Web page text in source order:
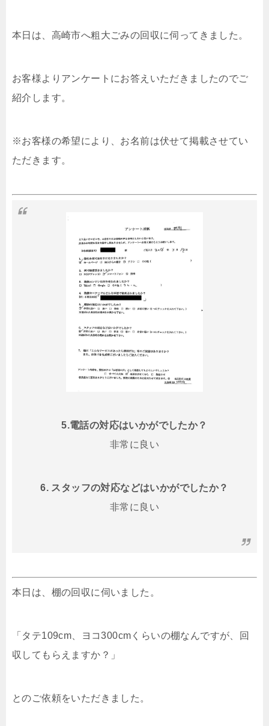
本日は、高崎市へ粗大ごみの回収に伺ってきました。
お客様よりアンケートにお答えいただきましたのでご
紹介します。
※お客様の希望により、お名前は伏せて掲載させてい
ただきます。
5.電話の対応はいかがでしたか？
非常に良い
6. スタッフの対応などはいかがでしたか？
非常に良い
本日は、棚の回収に伺いました。
「タテ109cm、ヨコ300cmくらいの棚なんですが、回
収してもらえますか？」
とのご依頼をいただきました。